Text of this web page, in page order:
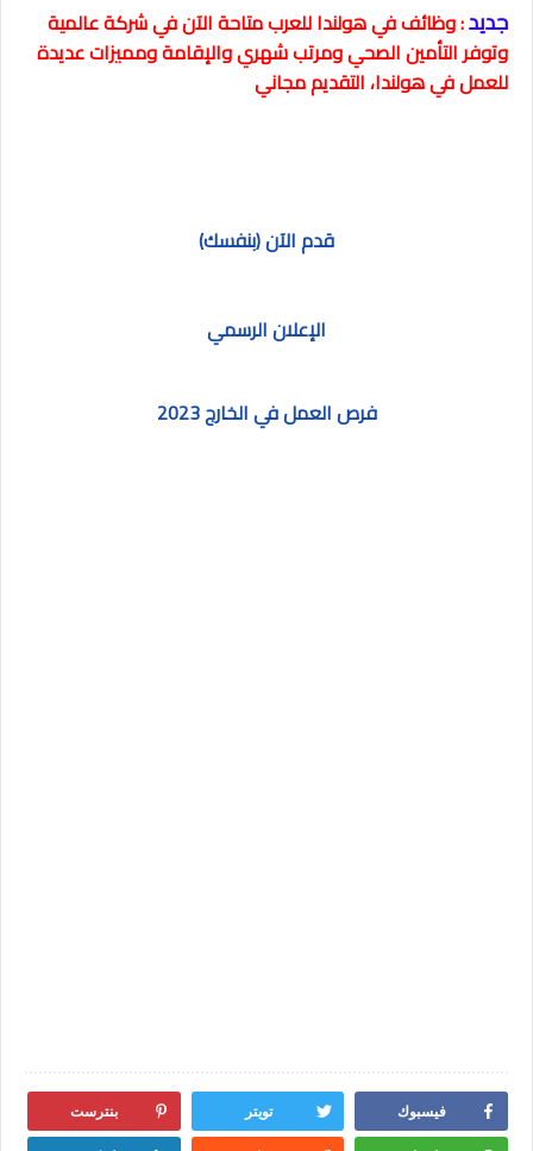
جديد: وظائف في هولندا للعرب متاحة الآن في شركة عالمية
وتوفر التأمين الصحي ومرتب شهري والإقامة ومميزات عديدة
للعمل في هولندا، التقديم مجاني
قدم الآن (بنفسك)
الإعلان الرسمي
فرص العمل في الخارج 2023
فيسبوك تويتر بنترست